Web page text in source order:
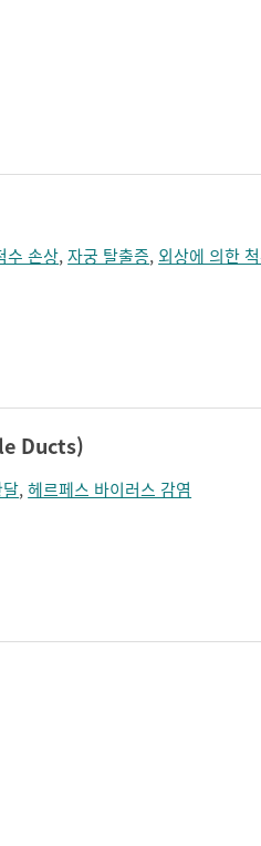
수 손상,자궁 탈출증, 외상에 의한
Ducts)
,헤르페스 바이러스 감염